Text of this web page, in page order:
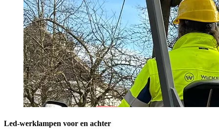
Led-werklampen voor en achter